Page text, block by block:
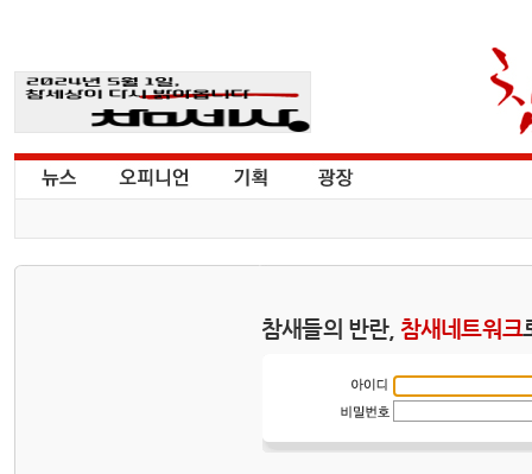
참새들의 반란, 참새네트워크